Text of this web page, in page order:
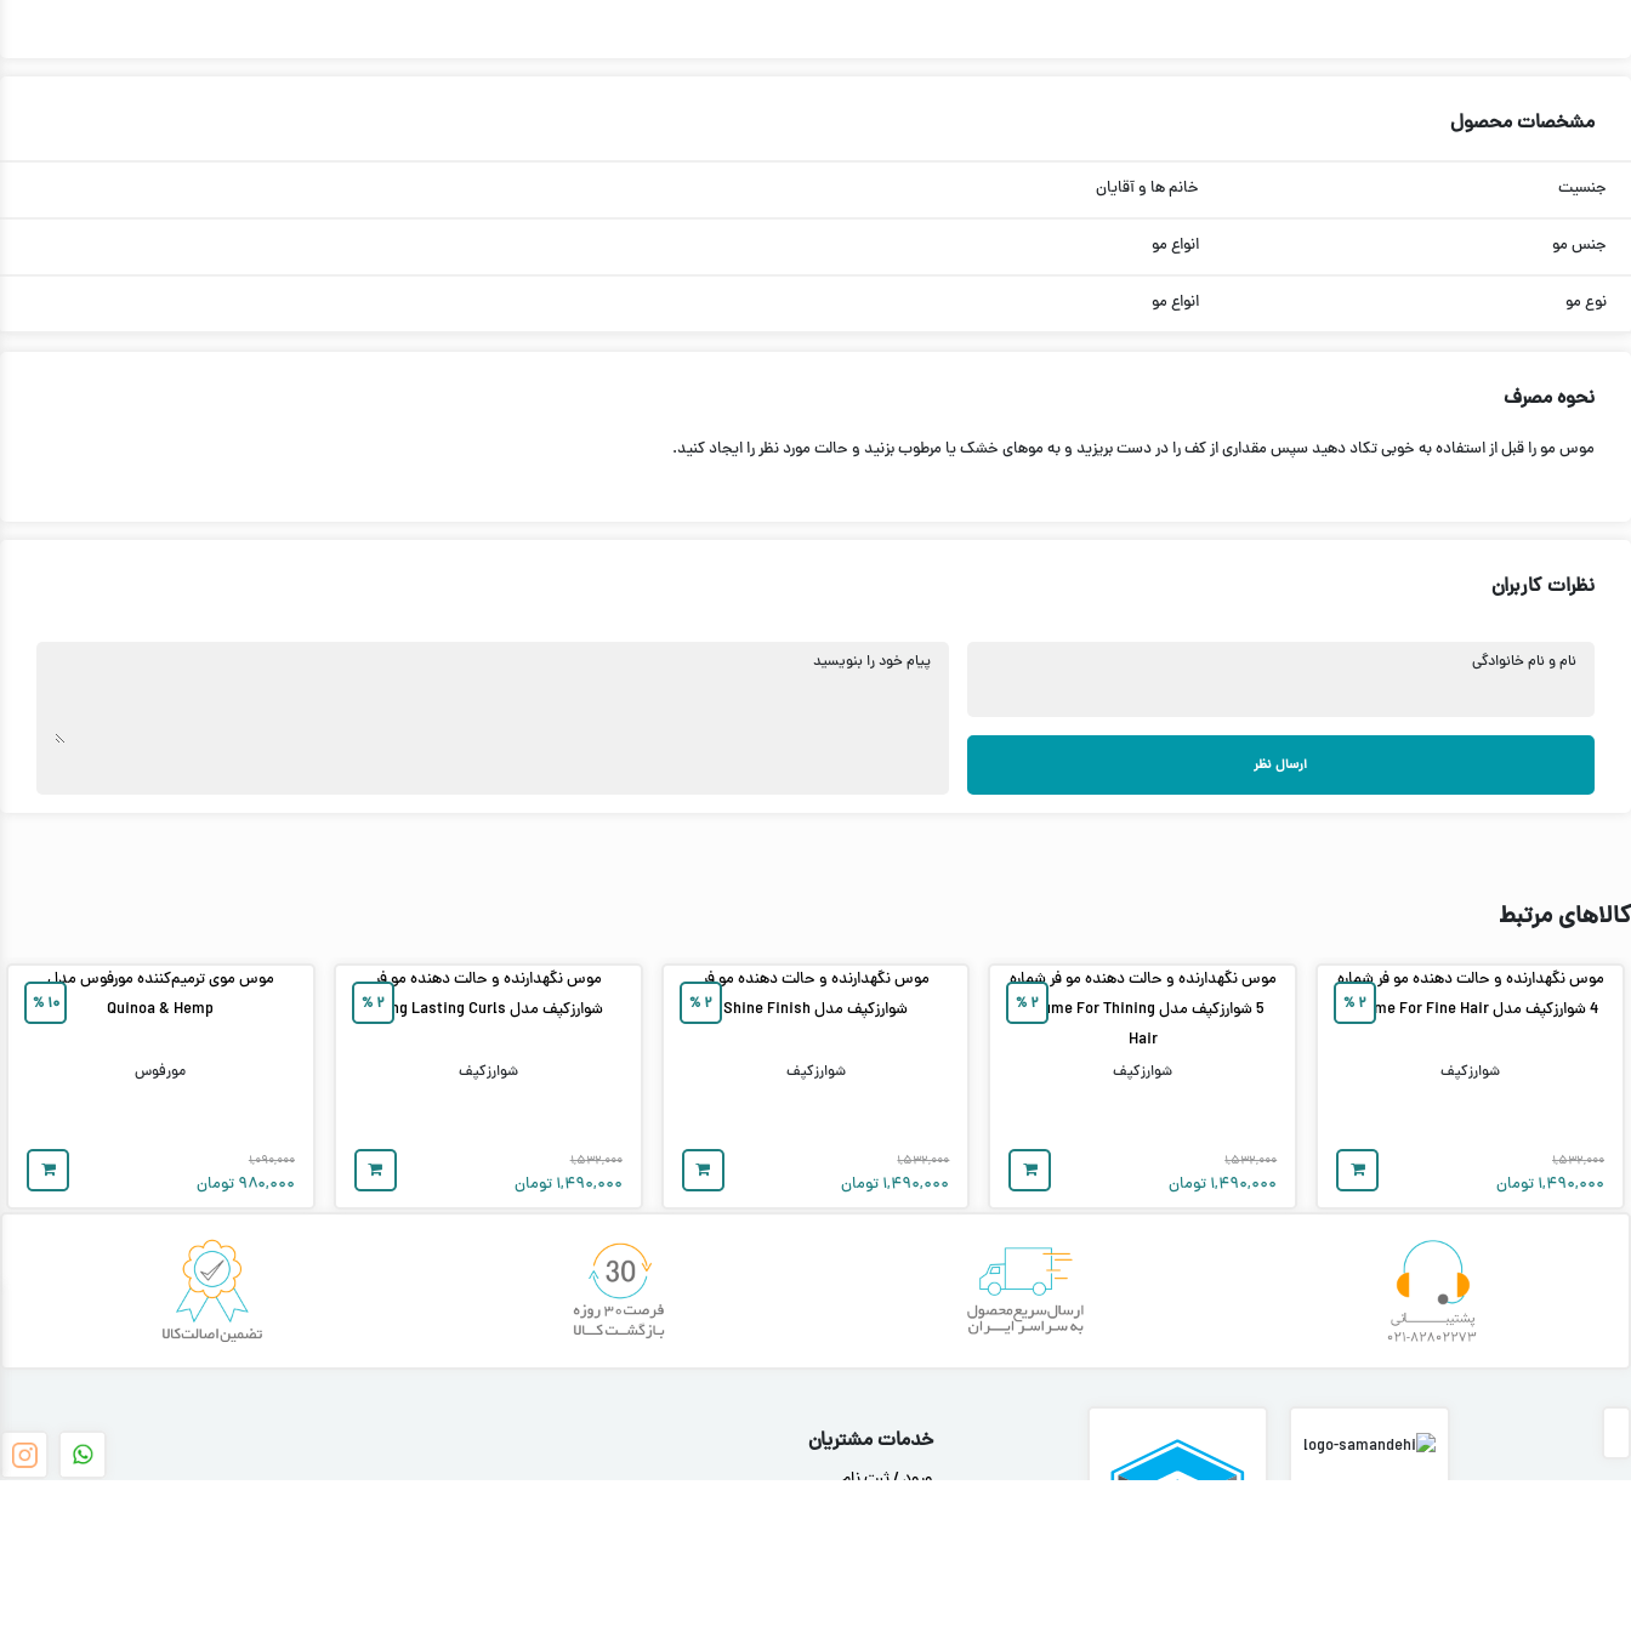
مشخصات محصول
جنسیت خانم ها و آقایان
جنس مو انواع مو
نوع مو انواع مو
نحوه مصرف
موس مو را قبل از استفاده به خوبی تکاد دهید سپس مقداری از کف را در دست بریزید و به موهای خشک یا مرطوب بزنید و حالت مورد نظر را ایجاد کنید.
نظرات کاربران
نام و نام خانوادگی
ارسال نظر
پیام خود را بنویسید
کالاهای مرتبط
۲ %
موس نگهدارنده و حالت دهنده مو فر شماره
4 شوارزکپف مدل Volume For Fine Hair
شوارزکپف
۱,۵۳۲,۰۰۰
۱,۴۹۰,۰۰۰ تومان
۲ %
موس نگهدارنده و حالت دهنده مو فر شماره
5 شوارزکپف مدل Volume For Thining
Hair
شوارزکپف
۱,۵۳۲,۰۰۰
۱,۴۹۰,۰۰۰ تومان
۲ %
موس نگهدارنده و حالت دهنده مو فر
شوارزکپف مدل Shine Finish
شوارزکپف
۱,۵۳۲,۰۰۰
۱,۴۹۰,۰۰۰ تومان
۲ %
موس نگهدارنده و حالت دهنده مو فر
شوارزکپف مدل Long Lasting Curls
شوارزکپف
۱,۵۳۲,۰۰۰
۱,۴۹۰,۰۰۰ تومان
۱۰ %
موس موی ترمیم‌کننده مورفوس مدل
Quinoa & Hemp
مورفوس
۱,۰۹۰,۰۰۰
۹۸۰,۰۰۰ تومان
خدمات مشتریان
ورود / ثبت نام